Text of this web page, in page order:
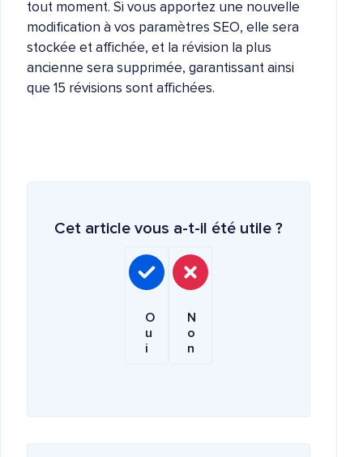
tout moment. Si vous apportez une nouvelle
modification à vos paramètres SEO, elle sera
stockée et affichée, et la révision la plus
ancienne sera supprimée, garantissant ainsi
que 15 révisions sont affichées.
Cet article vous a-t-il été utile ?
O
u
i
N
o
n